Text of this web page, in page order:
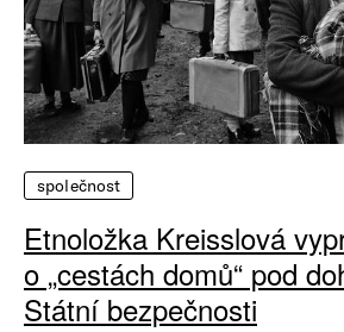
společnost
Etnoložka Kreisslová
o „cestách domů“ pod
Státní bezpečnosti